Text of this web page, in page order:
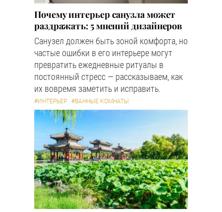
Почему интерьер санузла может
раздражать: 5 мнений дизайнеров
Санузел должен быть зоной комфорта, но
частые ошибки в его интерьере могут
превратить ежедневные ритуалы в
постоянный стресс — рассказываем, как
их вовремя заметить и исправить.
#ИНТЕРЬЕР #ВАННЫЕ КОМНАТЫ